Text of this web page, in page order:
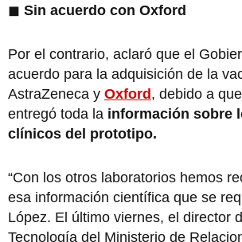
◼ Sin acuerdo con Oxford
Por el contrario, aclaró que el
acuerdo para la adquisición de la
AstraZeneca y Oxford, debido a
entregó toda la información sobre
clínicos del prototipo.
“Con los otros laboratorios hemos
esa información científica que se
López. El último viernes, el director
Tecnología del Ministerio de